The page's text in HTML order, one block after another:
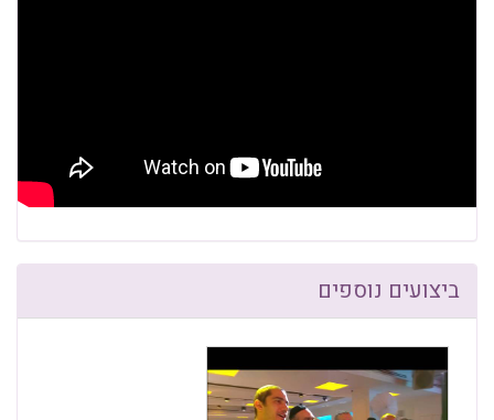
ביצועים נוספים